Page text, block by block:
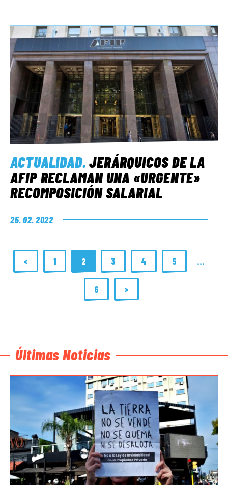
ACTUALIDAD.JERÁRQUICOS DE LA
AFIP RECLAMAN UNA «URGENTE»
RECOMPOSICIÓN SALARIAL
25. 02. 2022
< 1 2 3 4 5 …
6 >
Últimas Noticias